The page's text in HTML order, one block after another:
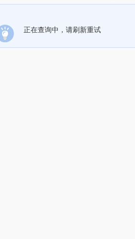
正在查询中，请刷新重试